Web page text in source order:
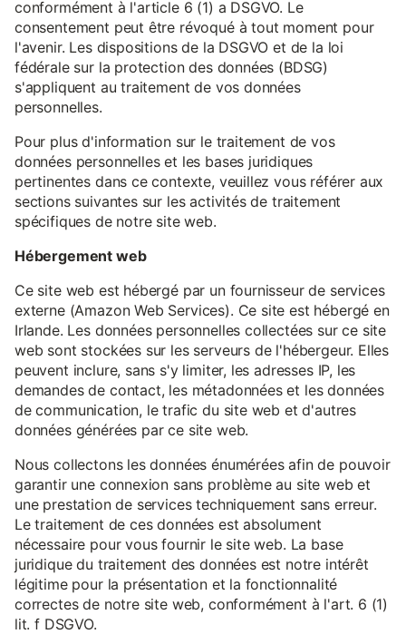
conformément à l'article 6 (1) a DSGVO. Le
consentement peut être révoqué à tout moment pour
l'avenir. Les dispositions de la DSGVO et de la loi
fédérale sur la protection des données (BDSG)
s'appliquent au traitement de vos données
personnelles.
Pour plus d'information sur le traitement de vos
données personnelles et les bases juridiques
pertinentes dans ce contexte, veuillez vous référer aux
sections suivantes sur les activités de traitement
spécifiques de notre site web.
Hébergement web
Ce site web est hébergé par un fournisseur de services
externe (Amazon Web Services). Ce site est hébergé en
Irlande. Les données personnelles collectées sur ce site
web sont stockées sur les serveurs de l'hébergeur. Elles
peuvent inclure, sans s'y limiter, les adresses IP, les
demandes de contact, les métadonnées et les données
de communication, le trafic du site web et d'autres
données générées par ce site web.
Nous collectons les données énumérées afin de pouvoir
garantir une connexion sans problème au site web et
une prestation de services techniquement sans erreur.
Le traitement de ces données est absolument
nécessaire pour vous fournir le site web. La base
juridique du traitement des données est notre intérêt
légitime pour la présentation et la fonctionnalité
correctes de notre site web, conformément à l'art. 6 (1)
lit. f DSGVO.